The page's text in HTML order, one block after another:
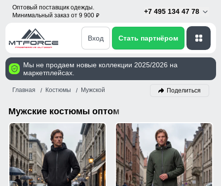
Оптовый поставщик одежды.
Минимальный заказ от 9 900 p
+7 495 134 47 78
Вход Стать партнёром
Мы не продаем новые коллекции 2025/2026 на
маркетплейсах.
Главная Костюмы Мужской Поделиться
Мужские костюмы оптом